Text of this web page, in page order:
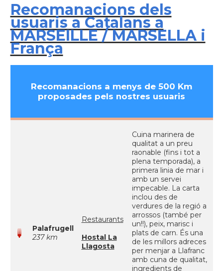
Recomanacions dels
usuaris a Catalans a
MARSEILLE / MARSELLA i
França
Recomanacions a menys de 500 Km
proposades pels nostres usuaris
Palafrugell
237 km
Restaurants
Hostal La
Llagosta
Cuina marinera de
qualitat a un preu
raonable (fins i tot a
plena temporada), a
primera linia de mar i
amb un servei
impecable. La carta
inclou des de
verdures de la regió a
arrossos (també per
un!!), peix, marisc i
plats de carn. És una
de les millors adreces
per menjar a Llafranc
amb cuna de qualitat,
ingredients de